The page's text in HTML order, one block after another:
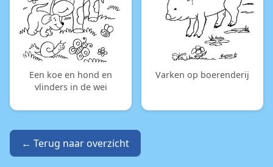
Een koe en hond en
vlinders in de wei
Varken op boerenderij
← Terug naar overzicht